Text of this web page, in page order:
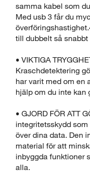
samma kabel som
Med usb 3 får du
till dubbelt så snabbt
• VIKTIGA
Kraschdetektering
har varit med om en
hjälp om du inte kan
• GJORD FÖR ATT
integritetsskydd
över dina data. Den
material för att
inbyggda funktioner
alla.